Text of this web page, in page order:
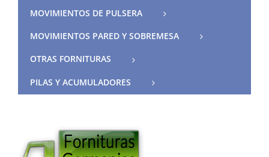
MOVIMIENTOS DE PULSERA
MOVIMIENTOS PARED Y SOBREMESA
OTRAS FORNITURAS
PILAS Y ACUMULADORES